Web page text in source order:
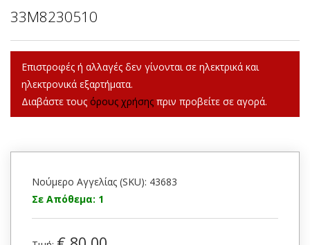
33M8230510
Επιστροφές ή αλλαγές δεν γίνονται σε ηλεκτρικά και
ηλεκτρονικά εξαρτήματα.
Διαβάστε τους όρους χρήσης πριν προβείτε σε αγορά.
Νούμερο Αγγελίας (SKU): 43683
Σε Απόθεμα: 1